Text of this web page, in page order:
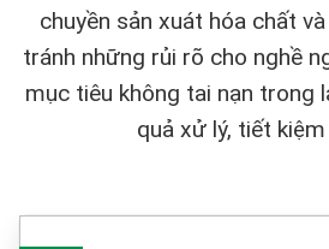
chuyền sản xuát hóa chất
tránh những rủi rõ cho nghề
mục tiêu không tai nạn trong
quả xử lý, tiết